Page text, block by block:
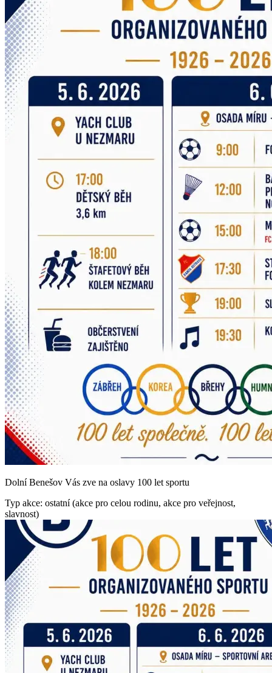
Dolní Benešov Vás zve na oslavy 100 let sportu
Typ akce: ostatní (akce pro celou rodinu, akce pro veřejnost,
slavnost)